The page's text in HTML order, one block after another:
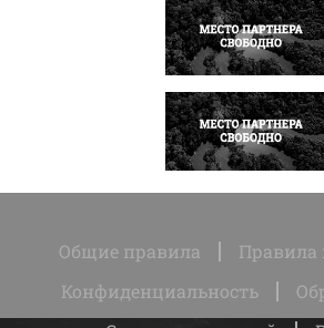
НАПИСАТЬ
НАПИСАТЬ
Общие правила
Правила
Конфиденциальность